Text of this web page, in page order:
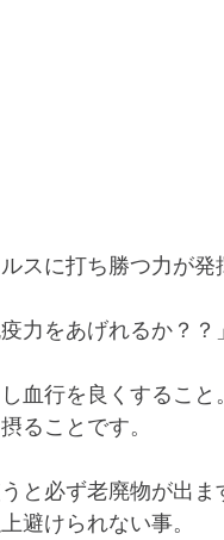
スに打ち勝つ力が発
力をあげれるか？？」
血行を良くすること。
ることです。
と必ず老廃物が出ま
避けられない事。